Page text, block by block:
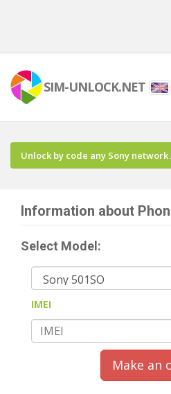
SIM-UNLOCK.NET
Unlock by code any Sony network
Information about
Select Model:
IMEI
Make an